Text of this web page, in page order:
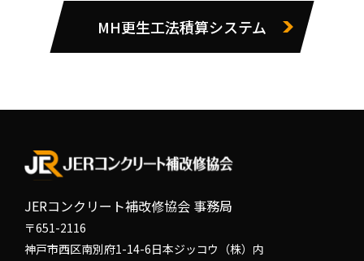
MH更生工法積算システム
JERコンクリート補改修協会 事務局
〒651-2116
神戸市西区南別府1-14-6日本ジッコウ（株）内